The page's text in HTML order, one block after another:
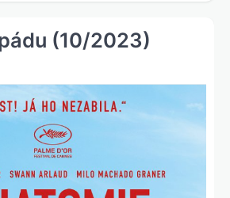
(10/2023)